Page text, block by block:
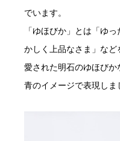
でいます。
「ゆほびか」とは「ゆ
かしく上品なさま」な
愛された明石のゆほび
青のイメージで表現しま